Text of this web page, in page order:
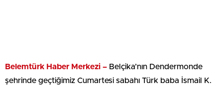
Belemtürk Haber Merkezi – Belçika’nın Dendermonde
şehrinde geçtiğimiz Cumartesi sabahı Türk baba İsmail K.